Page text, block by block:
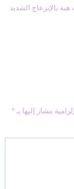
بالإنزعاج الشديد
مشار إليها بـ *